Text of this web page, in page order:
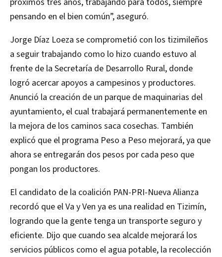
pensando en el bien común”, aseguró.
Jorge Díaz Loeza se comprometió con los tizimileños
a seguir trabajando como lo hizo cuando estuvo al
frente de la Secretaría de Desarrollo Rural, donde
logró acercar apoyos a campesinos y productores.
Anunció la creación de un parque de maquinarias del
ayuntamiento, el cual trabajará permanentemente en
la mejora de los caminos saca cosechas. También
explicó que el programa Peso a Peso mejorará, ya que
ahora se entregarán dos pesos por cada peso que
pongan los productores.
El candidato de la coalición PAN-PRI-Nueva Alianza
recordó que el Va y Ven ya es una realidad en Tizimín,
logrando que la gente tenga un transporte seguro y
eficiente. Dijo que cuando sea alcalde mejorará los
servicios públicos como el agua potable, la recolección